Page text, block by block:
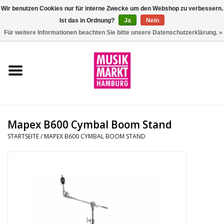
Aktion
Drums
Tasteninstrumente
Mapex B600 Cymbal Boom Stand
STARTSEITE/ MAPEX B600 CYMBAL BOOM STAND
Wir benutzen Cookies nur für interne Zwecke um den Webshop zu verbessern.
Ist das in Ordnung?
Ja
Nein
Für weitere Informationen beachten Sie bitte unsere Datenschutzerklärung. »